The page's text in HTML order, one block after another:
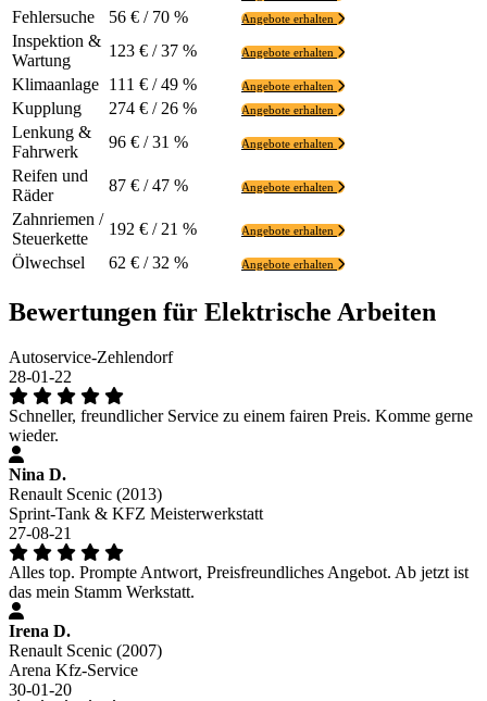
Fehlersuche 56 € / 70 % Angebote erhalten
Inspektion &
Wartung
123 € / 37 % Angebote erhalten
Klimaanlage 111 € / 49 % Angebote erhalten
Kupplung 274 € / 26 % Angebote erhalten
Lenkung &
Fahrwerk
96 € / 31 % Angebote erhalten
Reifen und
Räder
87 € / 47 % Angebote erhalten
Zahnriemen /
Steuerkette
192 € / 21 % Angebote erhalten
Ölwechsel 62 € / 32 % Angebote erhalten
Bewertungen für Elektrische Arbeiten
Autoservice-Zehlendorf
28-01-22
Schneller, freundlicher Service zu einem fairen Preis. Komme gerne
wieder.
Nina D.
Renault Scenic (2013)
Sprint-Tank & KFZ Meisterwerkstatt
27-08-21
Alles top. Prompte Antwort, Preisfreundliches Angebot. Ab jetzt ist
das mein Stamm Werkstatt.
Irena D.
Renault Scenic (2007)
Arena Kfz-Service
30-01-20